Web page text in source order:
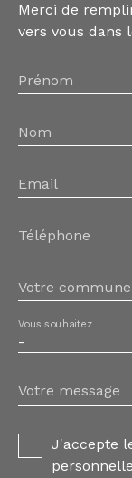
Merci de
vers vous dans
Prénom
Nom
Email
Téléphone
Votre commune
-
Vous souhaitez
Votre message
J'accepte